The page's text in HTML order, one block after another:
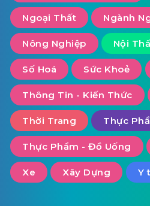
Ngoại Thất Ngành
Nông Nghiệp Nội
Số Hoá Sức Khoẻ
Thông Tin - Kiến Thức
Thời Trang Thực
Thực Phẩm - Đồ Uống
Xe Xây Dựng Y